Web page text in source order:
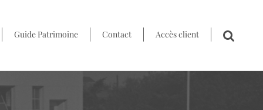
Guide Patrimoine Contact Accès client